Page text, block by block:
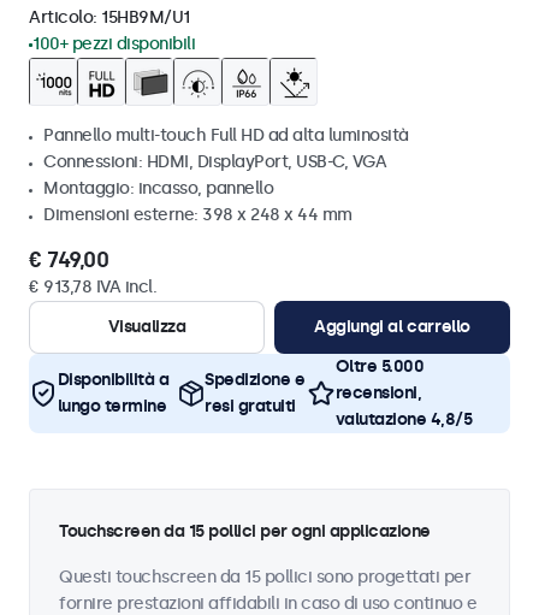
Articolo: 15HB9M/U1
100+ pezzi disponibili
Pannello multi-touch Full HD ad alta luminosità
Connessioni: HDMI, DisplayPort, USB-C, VGA
Montaggio: incasso, pannello
Dimensioni esterne: 398 x 248 x 44 mm
€ 749,00
€ 913,78 IVA incl.
Visualizza
Aggiungi al carrello
Disponibilità a
lungo termine
Spedizione e
resi gratuiti
Oltre 5.000
recensioni,
valutazione 4,8/5
Touchscreen da 15 pollici per ogni applicazione
Questi touchscreen da 15 pollici sono progettati per
fornire prestazioni affidabili in caso di uso continuo e